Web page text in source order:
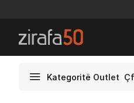
Kategoritë Outlet